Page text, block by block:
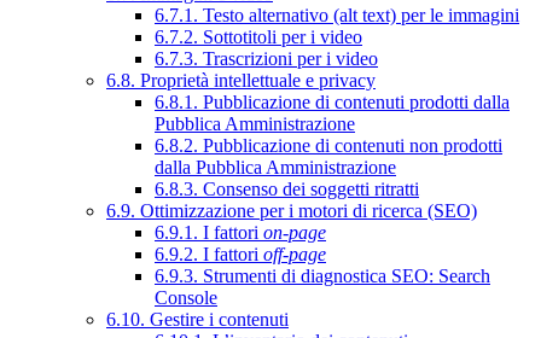
6.7.1. Testo alternativo (alt text) per le immagini
6.7.2. Sottotitoli per i video
6.7.3. Trascrizioni per i video
6.8. Proprietà intellettuale e privacy
6.8.1. Pubblicazione di contenuti prodotti dalla
Pubblica Amministrazione
6.8.2. Pubblicazione di contenuti non prodotti
dalla Pubblica Amministrazione
6.8.3. Consenso dei soggetti ritratti
6.9. Ottimizzazione per i motori di ricerca (SEO)
6.9.1. I fattori on-page
6.9.2. I fattori off-page
6.9.3. Strumenti di diagnostica SEO: Search
Console
6.10. Gestire i contenuti